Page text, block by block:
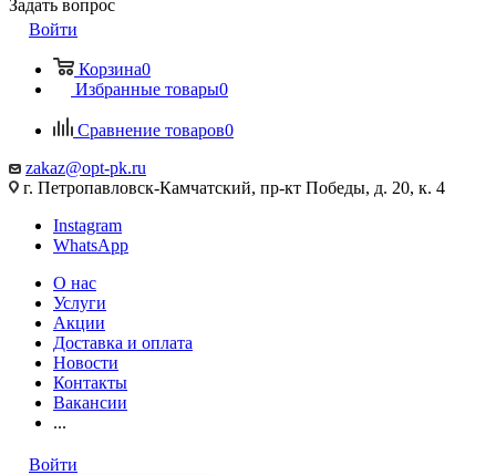
Задать вопрос
Войти
Корзина0
Избранные товары0
Сравнение товаров0
zakaz@opt-pk.ru
г. Петропавловск-Камчатский, пр-кт Победы, д. 20, к. 4
Instagram
WhatsApp
О нас
Услуги
Акции
Доставка и оплата
Новости
Контакты
Вакансии
...
Войти